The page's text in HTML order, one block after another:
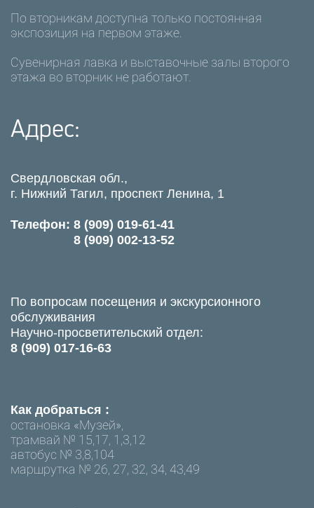
По вторникам доступна только постоянная
экспозиция на первом этаже.
Сувенирная лавка и выставочные залы второго
этажа во вторник не работают.
Адрес:
Свердловская обл.,
г. Нижний Тагил, проспект Ленина, 1
Телефон: 8 (909) 019-61-41
8 (909) 002-13-52
По вопросам посещения и экскурсионного
обслуживания
Научно-просветительский отдел:
8 (909) 017-16-63
Как добраться :
остановка «Музей»,
трамвай № 15,17, 1,3,12
автобус № 3,8,104
маршрутка № 26, 27, 32, 34, 43,49